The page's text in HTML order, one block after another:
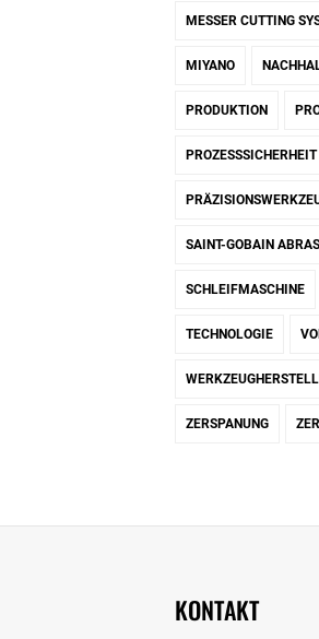
MESSER CUTTING
MIYANO
PRODUKTION
PROZESSSICHERHEIT
SAINT-GOBAIN
SCHLEIFMASCHINE
TECHNOLOGIE
ZERSPANUNG
KONTAKT